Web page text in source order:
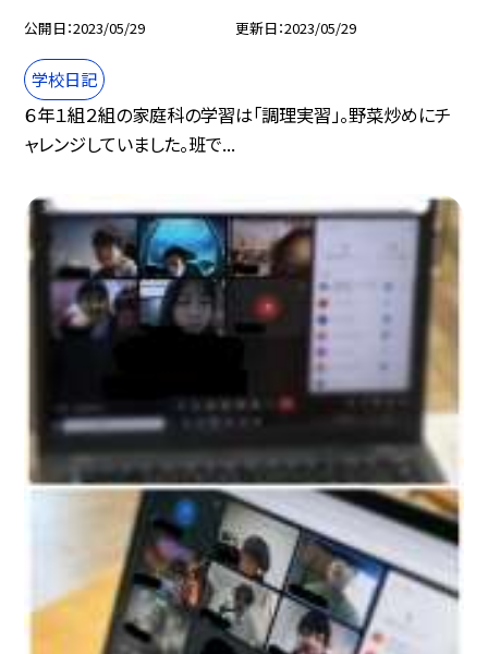
公開日 2023/05/29 更新日 2023/05/29
学校日記
６年１組２組の家庭科の学習は「調理実習」。野菜炒めにチ
ャレンジしていました。班で...